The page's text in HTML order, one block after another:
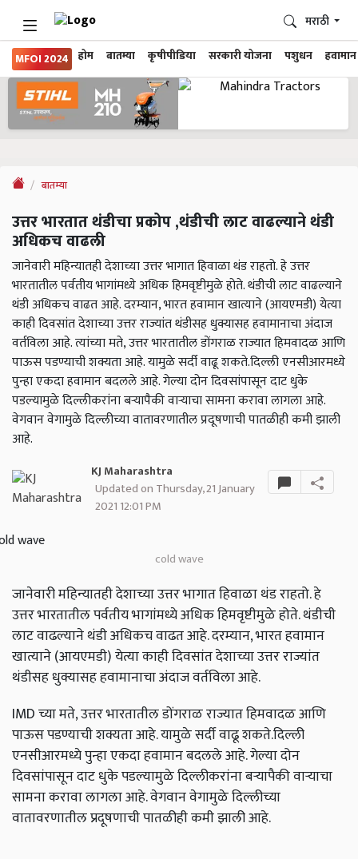
MFOI 2024 होम बातम्या कृषीपीडिया सरकारी योजना पशुधन हवामान
मराठी
बातम्या
उत्तर भारतात थंडीचा प्रकोप ,थंडीची लाट वाढल्याने थंडी
अधिकच वाढली
जानेवारी महिन्यातही देशाच्या उत्तर भागात हिवाळा थंड राहतो. हे उत्तर
भारतातील पर्वतीय भागांमध्ये अधिक हिमवृष्टीमुळे होते. थंडीची लाट वाढल्याने
थंडी अधिकच वाढत आहे. दरम्यान, भारत हवामान खात्याने (आयएमडी) येत्या
काही दिवसांत देशाच्या उत्तर राज्यांत थंडीसह धुक्यासह हवामानाचा अंदाज
वर्तविला आहे. त्यांच्या मते, उत्तर भारतातील डोंगराळ राज्यात हिमवादळ आणि
पाऊस पडण्याची शक्यता आहे. यामुळे सर्दी वाढू शकते.दिल्ली एनसीआरमध्ये
पुन्हा एकदा हवामान बदलले आहे. गेल्या दोन दिवसांपासून दाट धुके
पडल्यामुळे दिल्लीकरांना बर्‍यापैकी वार्‍याचा सामना करावा लागला आहे.
वेगवान वेगामुळे दिल्लीच्या वातावरणातील प्रदूषणाची पातळीही कमी झाली
आहे.
KJ Maharashtra
Updated on Thursday, 21 January
2021 12:01 PM
cold wave
जानेवारी महिन्यातही देशाच्या उत्तर भागात हिवाळा थंड राहतो. हे
उत्तर भारतातील पर्वतीय भागांमध्ये अधिक हिमवृष्टीमुळे होते. थंडीची
लाट वाढल्याने थंडी अधिकच वाढत आहे. दरम्यान, भारत हवामान
खात्याने (आयएमडी) येत्या काही दिवसांत देशाच्या उत्तर राज्यांत
थंडीसह धुक्यासह हवामानाचा अंदाज वर्तविला आहे.
IMD च्या मते, उत्तर भारतातील डोंगराळ राज्यात हिमवादळ आणि
पाऊस पडण्याची शक्यता आहे. यामुळे सर्दी वाढू शकते.दिल्ली
एनसीआरमध्ये पुन्हा एकदा हवामान बदलले आहे. गेल्या दोन
दिवसांपासून दाट धुके पडल्यामुळे दिल्लीकरांना बर्‍यापैकी वार्‍याचा
सामना करावा लागला आहे. वेगवान वेगामुळे दिल्लीच्या
वातावरणातील प्रदूषणाची पातळीही कमी झाली आहे.